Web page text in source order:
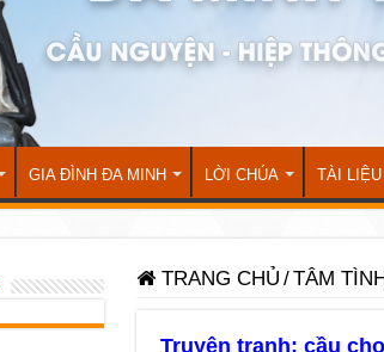
GIA ĐÌNH ĐA MINH LỜI CHÚA TÀI LIỆU
TRANG CHỦ /TÂM
Truyện tranh: cầu